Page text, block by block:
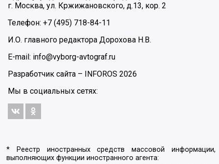
г. Москва, ул. Кржижановского, д.13, кор. 2
Телефон: +7 (495) 718-84-11
И.О. главного редактора Дорохова Н.В.
E-mail: info@vyborg-avtograf.ru
Разработчик сайта –
INFOROS 2026
Мы в социальных сетях:
* Реестр иностранных средств массовой информации,
выполняющих функции иностранного агента: